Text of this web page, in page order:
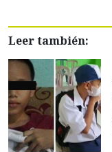
Leer también: